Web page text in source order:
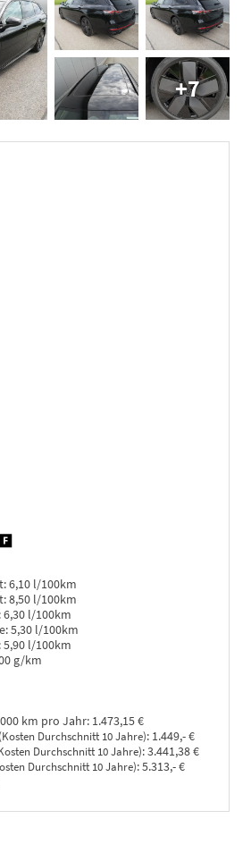
+7
6,10 l/100km
8,50 l/100km
6,30 l/100km
5,30 l/100km
5,90 l/100km
g/km
km pro Jahr: 1.473,15 €
(Kosten Durchschnitt 10 Jahre): 1.449,- €
Durchschnitt 10 Jahre):3.441,38 €
Durchschnitt 10 Jahre):5.313,- €